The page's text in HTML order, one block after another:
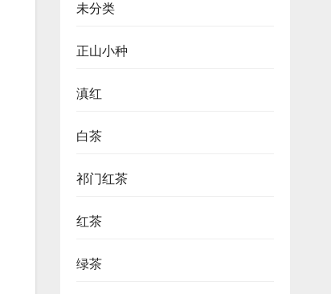
未分类
正山小种
滇红
白茶
祁门红茶
红茶
绿茶